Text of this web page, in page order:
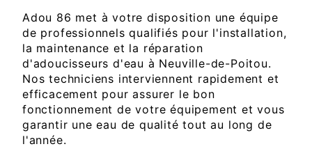
Adou 86 met à votre disposition une équipe
de professionnels qualifiés pour l'installation,
la maintenance et la réparation
d'adoucisseurs d'eau à Neuville-de-Poitou.
Nos techniciens interviennent rapidement et
efficacement pour assurer le bon
fonctionnement de votre équipement et vous
garantir une eau de qualité tout au long de
l'année.